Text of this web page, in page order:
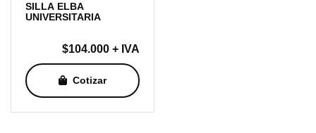
SILLA ELBA
UNIVERSITARIA
$104.000 + IVA
Cotizar